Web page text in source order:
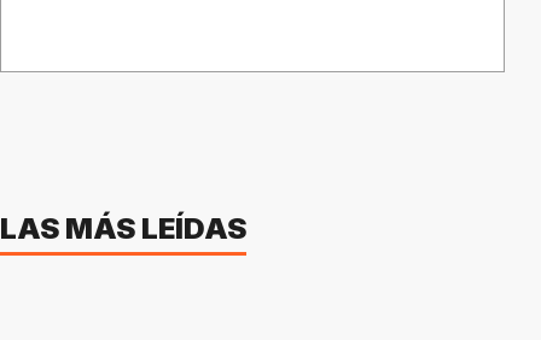
LAS MÁS LEÍDAS